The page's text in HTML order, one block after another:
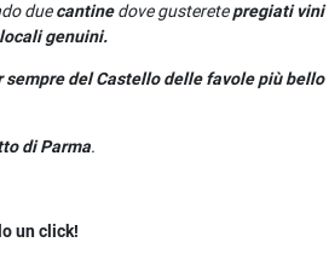
duecantinedove gusteretepregiati vini
genuini.
sempre del Castello delle favole più bello
di Parma.
un click!